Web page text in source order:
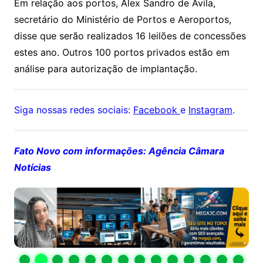
Em relação aos portos, Alex Sandro de Ávila,
secretário do Ministério de Portos e Aeroportos,
disse que serão realizados 16 leilões de concessões
estes ano. Outros 100 portos privados estão em
análise para autorização de implantação.
Siga nossas redes sociais: Facebook e Instagram.
Fato Novo com informações: Agência Câmara
Notícias